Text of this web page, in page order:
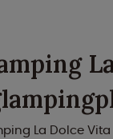
La Dolce